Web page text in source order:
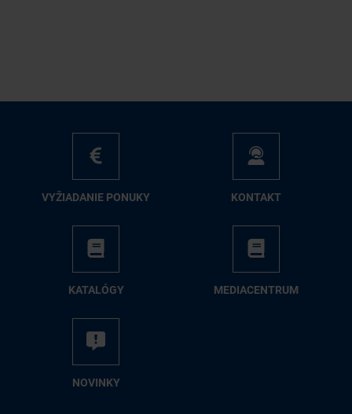
VY­ŽIA­DA­NIE PO­NU­KY KON­TAKT
KA­TA­LÓ­GY ME­DIA­CEN­TRUM
NO­VIN­KY